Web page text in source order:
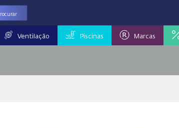
Ventilação Piscinas Marcas